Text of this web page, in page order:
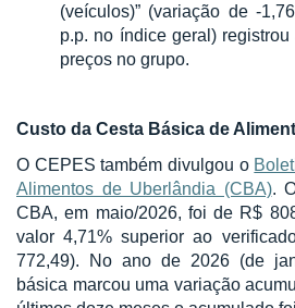
(veículos)” (variação de -
p.p. no índice geral)
preços no grupo.
Custo da Cesta Básica de
O CEPES também divulgou o
Alimentos de Uberlândia (CBA).
CBA, em maio/2026, foi de R$
valor 4,71% superior ao
772,49). No ano de 2026 (de
básica marcou uma variação